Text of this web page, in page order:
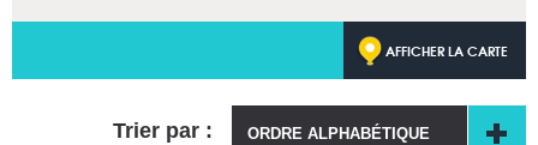
AFFICHER LA CARTE
Trier par : ORDRE ALPHABÉTIQUE